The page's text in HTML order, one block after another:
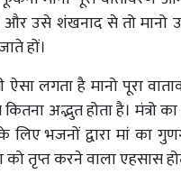
और उसे शंखनाद से तो मानो
हों।
लगता है मानो पूरा
अद्भुत होता है। मंत्रो
लिए भजनों द्वारा मां का
तृप्त करने वाला एहसास